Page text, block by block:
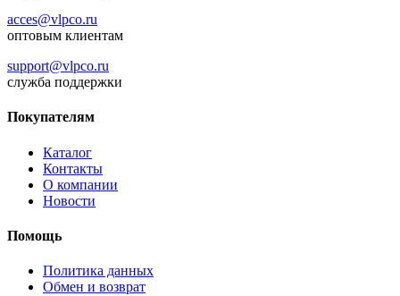
acces@vlpco.ru
оптовым клиентам
support@vlpco.ru
служба поддержки
Покупателям
Каталог
Контакты
О компании
Новости
Помощь
Политика данных
Обмен и возврат